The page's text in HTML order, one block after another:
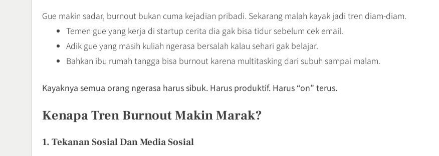
Gue makin sadar, burnout bukan cuma kejadian pribadi. Sekarang malah kayak jadi tren diam-diam.
Temen gue yang kerja di startup cerita dia gak bisa tidur sebelum cek email.
Adik gue yang masih kuliah ngerasa bersalah kalau sehari gak belajar.
Bahkan ibu rumah tangga bisa burnout karena multitasking dari subuh sampai malam.
Kayaknya semua orang ngerasa harus sibuk. Harus produktif. Harus “on” terus.
Kenapa Tren Burnout Makin Marak?
1. Tekanan Sosial Dan Media Sosial